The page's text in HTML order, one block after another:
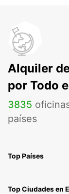
Alquiler
por Todo
3835
países
Top Países
Top Ciudades en